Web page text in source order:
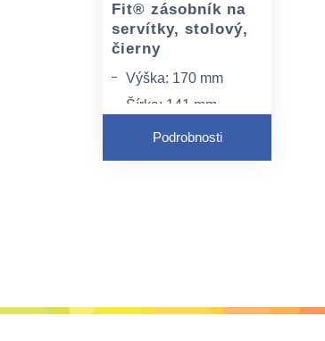
Fit® zásobník na
servítky, stolový,
čierny
Výška: 170 mm
Šírka: 141 mm
Dĺžka: 113 mm
Podrobnosti